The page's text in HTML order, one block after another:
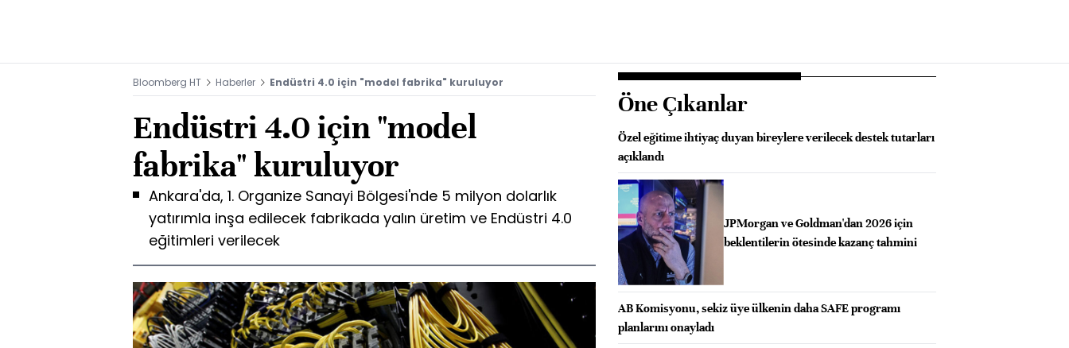
Bloomberg HT Haberler Endüstri 4.0 için "model fabrika" kuruluyor
Endüstri 4.0 için "model
fabrika" kuruluyor
Ankara'da, 1. Organize Sanayi Bölgesi'nde 5 milyon dolarlık
yatırımla inşa edilecek fabrikada yalın üretim ve Endüstri 4.0
eğitimleri verilecek
Öne Çıkanlar
Özel eğitime ihtiyaç duyan bireylere verilecek destek tutarları
açıklandı
JPMorgan ve Goldman'dan 2026 için
beklentilerin ötesinde kazanç tahmini
AB Komisyonu, sekiz üye ülkenin daha SAFE programı
planlarını onayladı